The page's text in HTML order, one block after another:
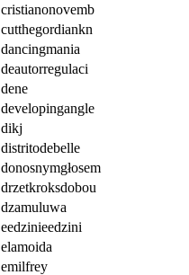
cristianonovemb
cutthegordiankn
dancingmania
deautorregulaci
dene
developingangle
dikj
distritodebelle
donosnymgłosem
drzetkroksdobou
dzamuluwa
eedzinieedzini
elamoida
emilfrey